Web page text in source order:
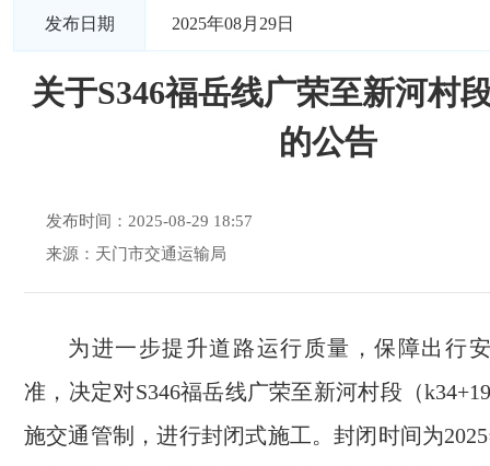
发布日期 2025年08月29日
关于S346福岳线广荣至新河村
的公告
发布时间：2025-08-29 18:57
来源：天门市交通运输局
为进一步提升道路运行质量，保障出行
准，决定对S346福岳线广荣至新河村段（
施交通管制，进行封闭式施工。封闭时间为